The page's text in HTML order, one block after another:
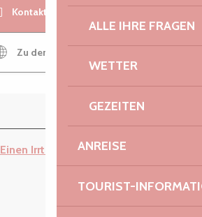
ALLE IHRE FRAGEN
WETTER
GEZEITEN
ANREISE
TOURIST-
Kontaktieren Sie uns
Zu den Webseiten
Einen Irrtum angeben